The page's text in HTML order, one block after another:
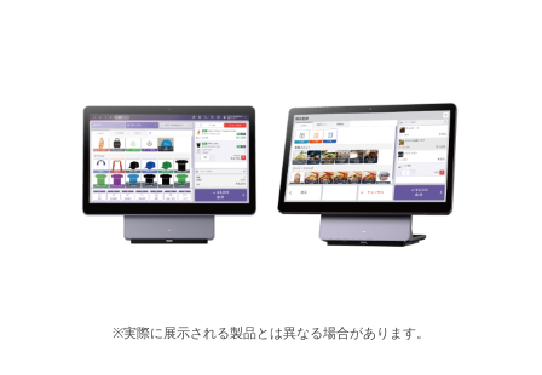
※実際に展示される製品とは異なる場合があります。